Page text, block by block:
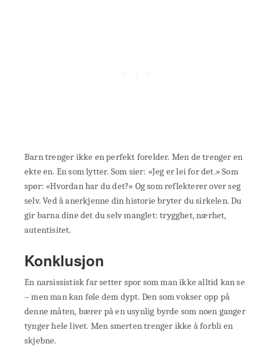
Barn trenger ikke en perfekt forelder. Men de trenger en
ekte en. En som lytter. Som sier: «Jeg er lei for det.» Som
spør: «Hvordan har du det?» Og som reflekterer over seg
selv. Ved å anerkjenne din historie bryter du sirkelen. Du
gir barna dine det du selv manglet: trygghet, nærhet,
autentisitet.
Konklusjon
En narsissistisk far setter spor som man ikke alltid kan se
– men man kan føle dem dypt. Den som vokser opp på
denne måten, bærer på en usynlig byrde som noen ganger
tynger hele livet. Men smerten trenger ikke å forbli en
skjebne.